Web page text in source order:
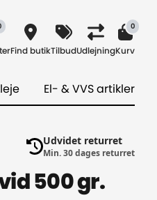
Find butikTilbudUdlejning
0
Kurv
El- & VVS artikler
Udvidet returret
Min. 30 dages returret
500 gr.